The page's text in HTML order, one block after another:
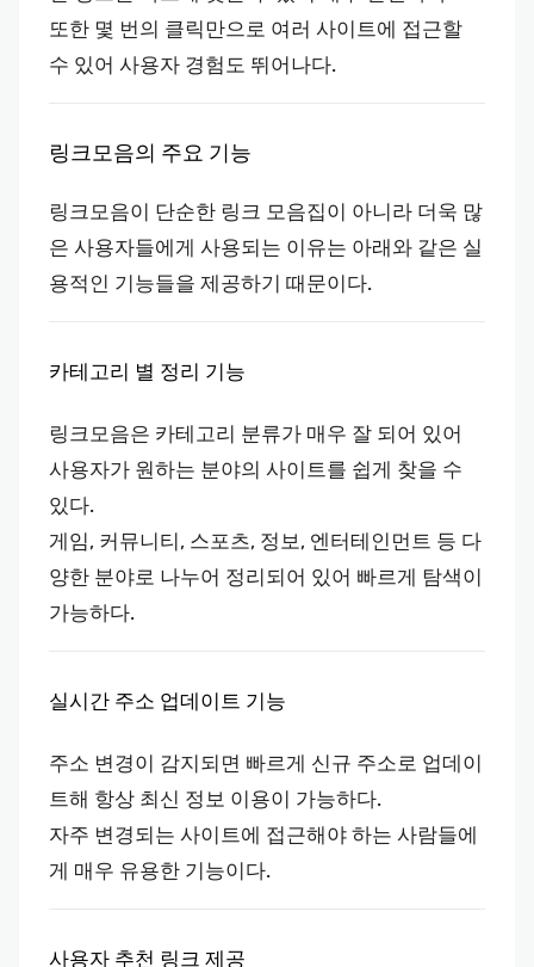
또한 몇 번의 클릭만으로 여러 사이트에 접근할
수 있어 사용자 경험도 뛰어나다.
링크모음의 주요 기능
링크모음이 단순한 링크 모음집이 아니라 더욱 많
은 사용자들에게 사용되는 이유는 아래와 같은 실
용적인 기능들을 제공하기 때문이다.
카테고리 별 정리 기능
링크모음은 카테고리 분류가 매우 잘 되어 있어
사용자가 원하는 분야의 사이트를 쉽게 찾을 수
있다.
게임, 커뮤니티, 스포츠, 정보, 엔터테인먼트 등 다
양한 분야로 나누어 정리되어 있어 빠르게 탐색이
가능하다.
실시간 주소 업데이트 기능
주소 변경이 감지되면 빠르게 신규 주소로 업데이
트해 항상 최신 정보 이용이 가능하다.
자주 변경되는 사이트에 접근해야 하는 사람들에
게 매우 유용한 기능이다.
사용자 추천 링크 제공